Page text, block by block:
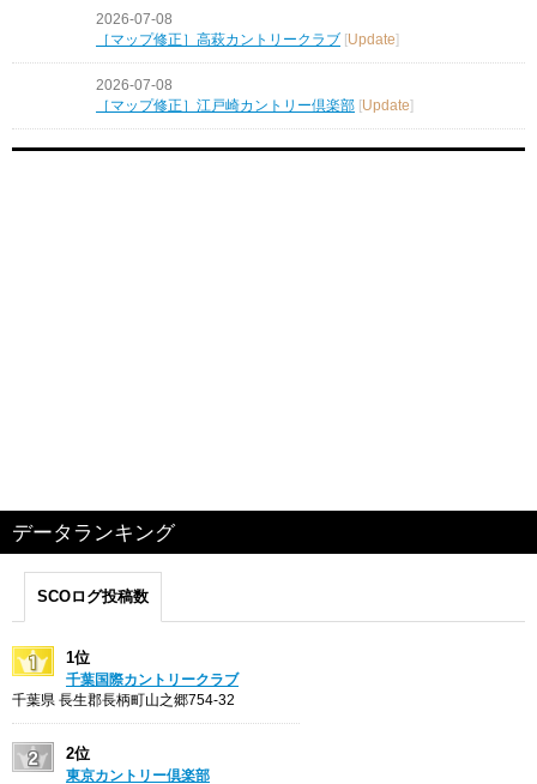
2026-07-08
［マップ修正］高萩カントリークラブ [Update]
2026-07-08
［マップ修正］江戸崎カントリー倶楽部 Update
データランキング
SCOログ投稿数
1位
千葉国際カントリークラブ
千葉県 長生郡長柄町山之郷754-32
2位
東京カントリー倶楽部